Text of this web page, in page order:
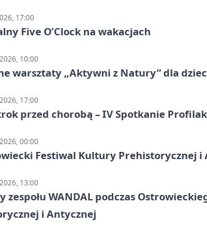
17:00
Five O’Clock na wakacjach
10:00
warsztaty „Aktywni z Natury” dla
17:00
przed chorobą – IV Spotkanie
00:00
Festiwal Kultury Prehistorycznej i
13:00
zespołu WANDAL podczas
i Antycznej